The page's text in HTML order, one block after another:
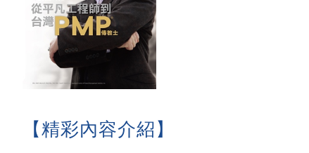
【精彩內容介紹】